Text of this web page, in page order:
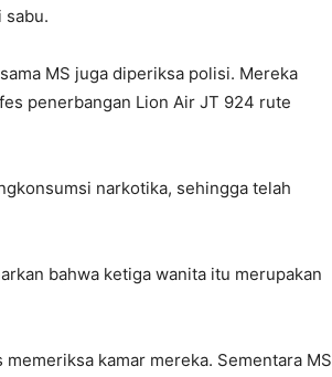
sabu.
MS juga diperiksa polisi. Mereka
penerbangan Lion Air JT 924 rute
narkotika, sehingga telah
bahwa ketiga wanita itu merupakan
kamar mereka. Sementara MS